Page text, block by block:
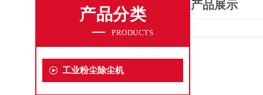
产品分类
PRODUCTS
工业粉尘除尘机
产品展示